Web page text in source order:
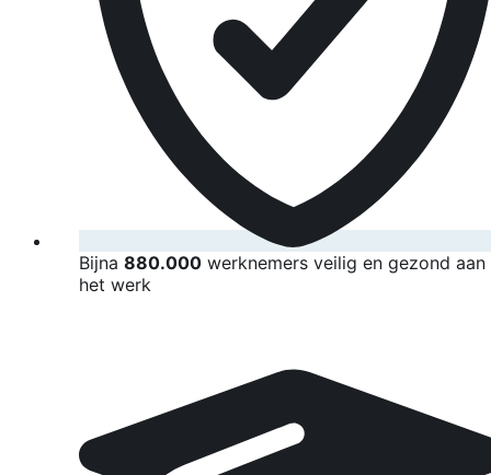
Bijna 880.000 werknemers veilig en gezond aan
het werk